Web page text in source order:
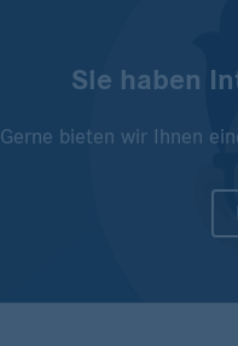
Sie haben
Gerne bieten wir Ihnen